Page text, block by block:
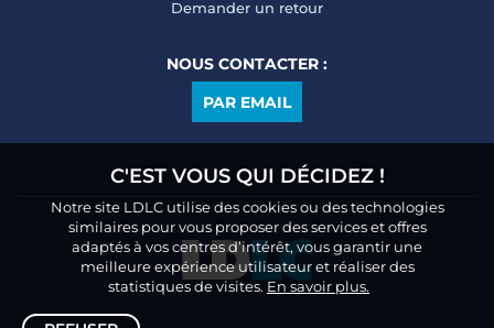
Demander un retour
NOUS CONTACTER :
PAR EMAIL
C'EST VOUS QUI DÉCIDEZ !
Notre site LDLC utilise des cookies ou des technologies
similaires pour vous proposer des services et offres
adaptés à vos centres d’intérêt, vous garantir une
meilleure expérience utilisateur et réaliser des
statistiques de visites. En savoir plus.